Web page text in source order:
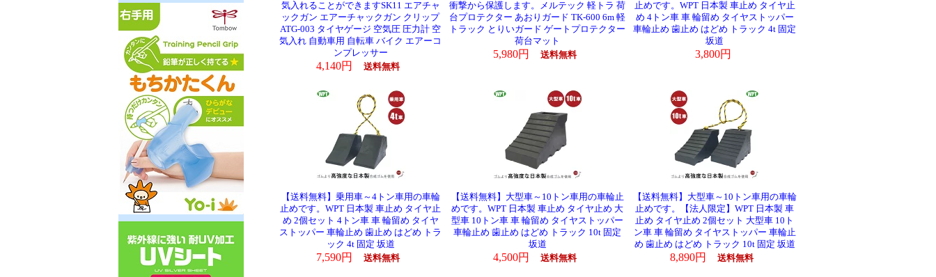
気入れることができますSK11 エアチャ
ックガン エアーチャックガン クリップ
ATG-003 タイヤゲージ 空気圧 圧力計 空
気入れ 自動車用 自転車 バイク エアーコ
ンプレッサー
4,140円 送料無料
衝撃から保護します。メルテック 軽トラ 荷
台プロテクター あおりガード TK-600 6m 軽
トラック とりいガード ゲートプロテクター
荷台マット
5,980円 送料無料
止めです。WPT 日本製 車止め タイヤ止
め 4トン車 車 輪留め タイヤストッパー
車輪止め 歯止め はどめ トラック 4t 固定
坂道
3,800円
【送料無料】乗用車～4トン車用の車輪
止めです。WPT 日本製 車止め タイヤ止
め 2個セット 4トン車 車 輪留め タイヤ
ストッパー 車輪止め 歯止め はどめ トラ
ック 4t 固定 坂道
7,590円 送料無料
【送料無料】大型車～10トン車用の車輪止
めです。WPT 日本製 車止め タイヤ止め 大
型車 10トン車 車 輪留め タイヤストッパー
車輪止め 歯止め はどめ トラック 10t 固定
坂道
4,500円 送料無料
【送料無料】大型車～10トン車用の車輪
止めです。【法人限定】WPT 日本製 車
止め タイヤ止め 2個セット 大型車 10ト
ン車 車 輪留め タイヤストッパー 車輪止
め 歯止め はどめ トラック 10t 固定 坂道
8,890円 送料無料